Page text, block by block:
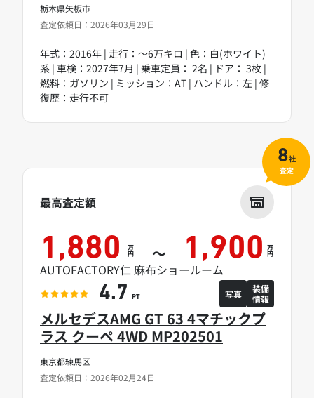
栃木県矢板市
査定依頼日：2026年03月29日
年式：2016年 | 走行：～6万キロ | 色：白(ホワイト)
系 | 車検：2027年7月 | 乗車定員： 2名 | ドア： 3枚 |
燃料：ガソリン | ミッション：AT | ハンドル：左 | 修
復歴：走行不可
東京都練馬区
査定依頼日：2026年02月24日
メルセデスAMG GT 63 4マチックプ
ラス クーペ 4WD MP202501
最高査定額
1,880 万
円 ～ 1,900 万
円
AUTOFACTORY仁 麻布ショールーム
4.7 PT 写真
装備
情報
8社
査定